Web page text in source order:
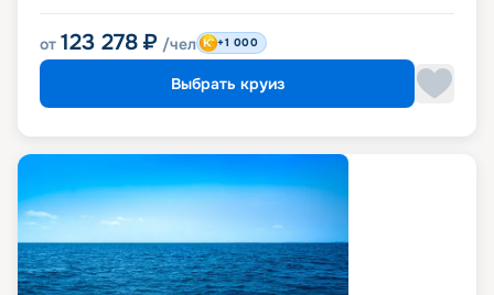
от 123 278 ₽ /чел +1 000
Выбрать круиз